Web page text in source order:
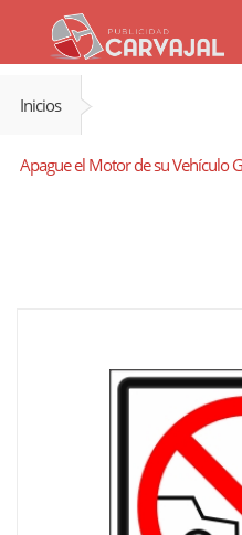
Inicios
Apague el Motor de su Vehículo